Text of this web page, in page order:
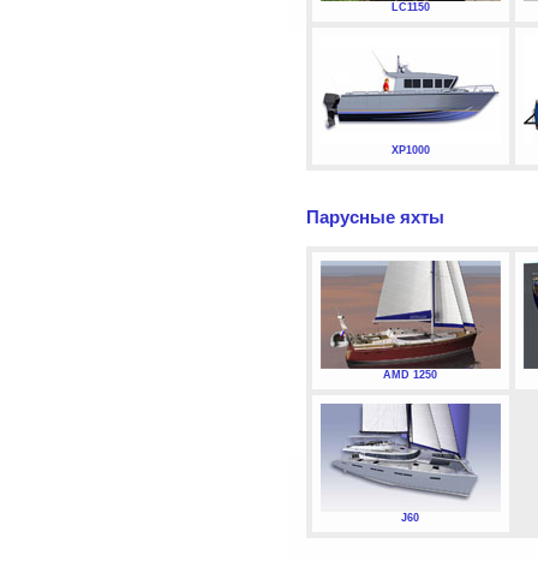
LC1150
XP1000
Парусные яхты
AMD 1250
J60